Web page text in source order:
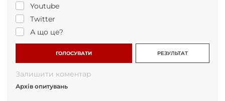
Youtube
Twitter
А що це?
ГОЛОСУВАТИ РЕЗУЛЬТАТ
Залишити коментар
Архів опитувань